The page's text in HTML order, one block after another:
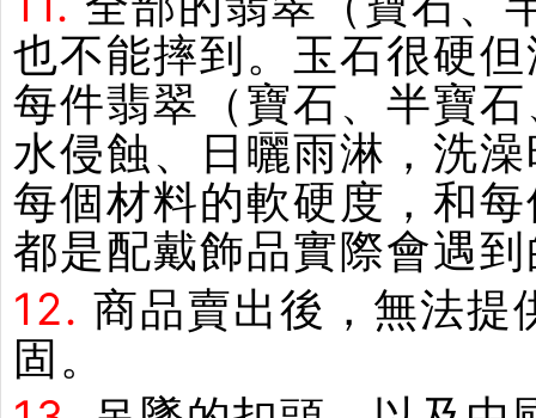
也不能摔到。玉石很硬
每件翡翠（寶石、半寶
水侵蝕、日曬雨淋，洗
每個材料的軟硬度，和
都是配戴飾品實際會遇
12. 商品賣出後，無法提
固。